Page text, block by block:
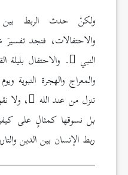
ولكنْ حدث الربط بين
والاحتفالات، فنجد تفسيرَ
النبي . والاحتفال بليلة
والمعراج والهجرة النبوية
تنزل من عند الله ، ولا
بل نسوقها كمثالٍ على
ربط الإنسان بين الدين